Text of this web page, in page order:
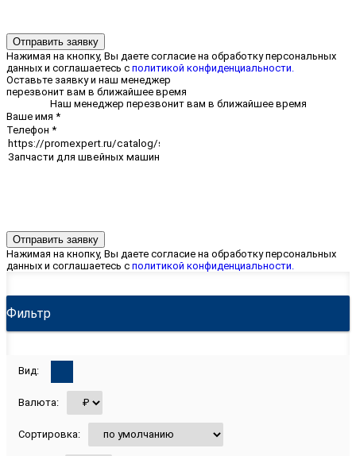
Отправить заявку
Нажимая на кнопку, Вы даете согласие на обработку персональных
данных и соглашаетесь с политикой конфиденциальности.
Оставьте заявку и наш менеджер
перезвонит вам в ближайшее время
Наш менеджер перезвонит вам в ближайшее время
Ваше имя *
Телефон *
Отправить заявку
Нажимая на кнопку, Вы даете согласие на обработку персональных
данных и соглашаетесь с политикой конфиденциальности.
Фильтр
Вид:
Валюта:
Сортировка: